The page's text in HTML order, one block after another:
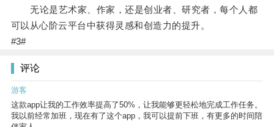
无论是艺术家、作家，还是创业者、研究者，每个人都
可以从心阶云平台中获得灵感和创造力的提升。
#3#
评论
游客
这款app让我的工作效率提高了50%，让我能够更轻松地完成工作任务。
我以前经常加班，现在有了这个app，我可以提前下班，有更多的时间陪